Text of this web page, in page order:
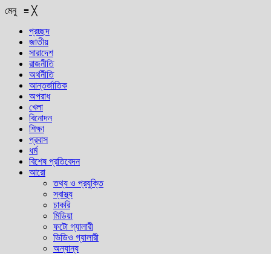
মেনু ≡ ╳
প্রচ্ছদ
জাতীয়
সারাদেশ
রাজনীতি
অর্থনীতি
আন্তর্জাতিক
অপরাধ
খেলা
বিনোদন
শিক্ষা
প্রবাস
ধর্ম
বিশেষ প্রতিবেদন
আরো
তথ্য ও প্রযুক্তি
স্বাস্থ্য
চাকরি
মিডিয়া
ফটো গ্যালারী
ভিডিও গ্যালারী
অন্যান্য